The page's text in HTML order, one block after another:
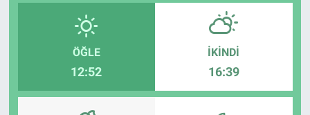
ÖĞLE
12:52
İKINDI
16:39